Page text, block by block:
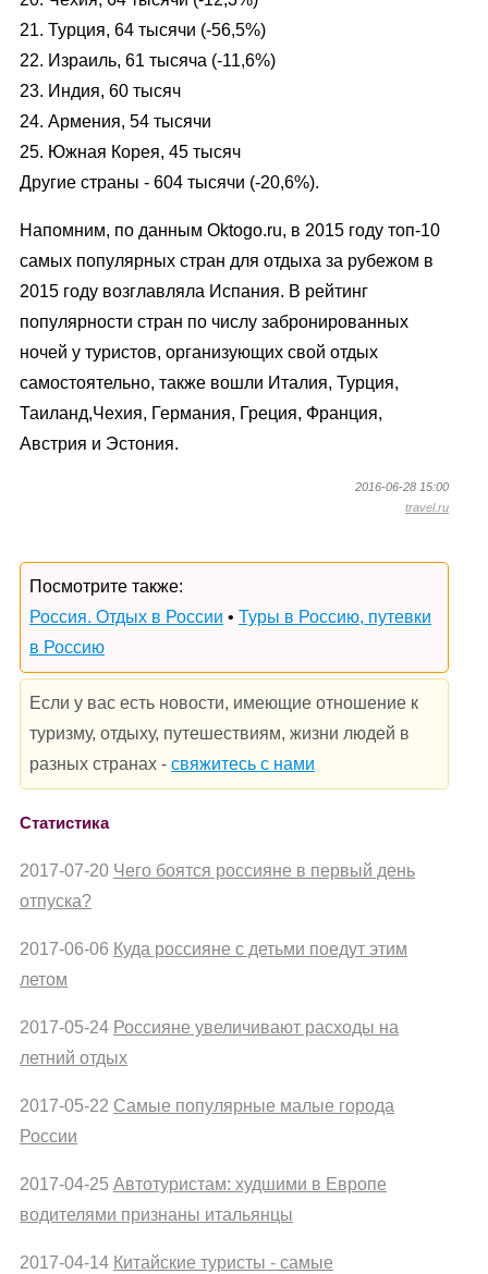
21. Турция, 64 тысячи (-56,5%)
22. Израиль, 61 тысяча (-11,6%)
23. Индия, 60 тысяч
24. Армения, 54 тысячи
25. Южная Корея, 45 тысяч
Другие страны - 604 тысячи (-20,6%).
Напомним, по данным Oktogo.ru, в 2015 году топ-10
самых популярных стран для отдыха за рубежом в
2015 году возглавляла Испания. В рейтинг
популярности стран по числу забронированных
ночей у туристов, организующих свой отдых
самостоятельно, также вошли Италия, Турция,
Таиланд,Чехия, Германия, Греция, Франция,
Австрия и Эстония.
2016-06-28 15:00
travel.ru
Посмотрите также:
Россия. Отдых в России • Туры в Россию, путевки
в Россию
Если у вас есть новости, имеющие отношение к
туризму, отдыху, путешествиям, жизни людей в
разных странах - свяжитесь с нами
Статистика
2017-07-20 Чего боятся россияне в первый день
отпуска?
2017-06-06 Куда россияне с детьми поедут этим
летом
2017-05-24 Россияне увеличивают расходы на
летний отдых
2017-05-22 Самые популярные малые города
России
2017-04-25 Автотуристам: худшими в Европе
водителями признаны итальянцы
2017-04-14 Китайские туристы - самые